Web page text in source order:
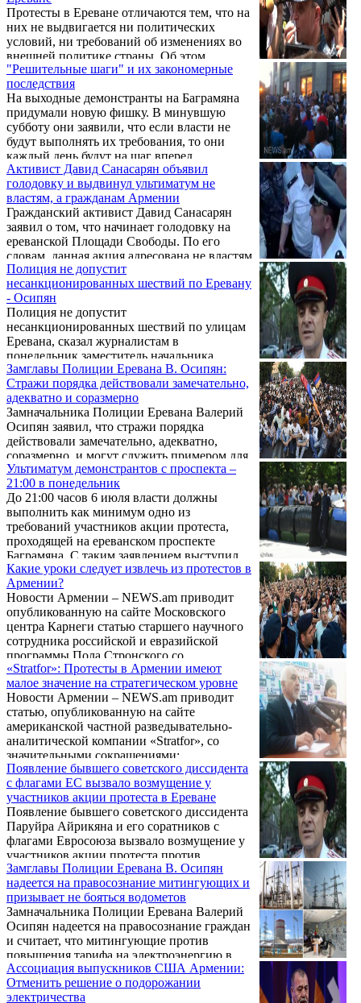
больнице.
Протесты в Ереване отличаются тем, что на
них не выдвигается ни политических
условий, ни требований об изменениях во
внешней политике страны. Об этом
говорится в статье Агнии Григас,
опубликованной в блоге «The Hill».
"Решительные шаги" и их закономерные
последствия
На выходные демонстранты на Баграмяна
придумали новую фишку. В минувшую
субботу они заявили, что если власти не
будут выполнять их требования, то они
каждый день будут на шаг вперед
продвигать пресловутые мусорные баки,
которыми заблокировали проспект…
Активист Давид Санасарян объявил
голодовку и выдвинул ультиматум не
властям, а гражданам Армении
Гражданский активист Давид Санасарян
заявил о том, что начинает голодовку на
ереванской Площади Свободы. По его
словам, данная акция адресована не властям
Армении, а гражданам РА.
Полиция не допустит
несанкционированных шествий по Еревану
- Осипян
Полиция не допустит
несанкционированных шествий по улицам
Еревана, сказал журналистам в
понедельник заместитель начальника
столичной полиции Валерий Осипян.
"Полиция не допустит
несанкционированных шествий", - сказал
Осипян, призвав митингующих оставаться
на площади Свободы.
Замглавы Полиции Еревана В. Осипян:
Стражи порядка действовали замечательно,
адекватно и соразмерно
Замначальника Полиции Еревана Валерий
Осипян заявил, что стражи порядка
действовали замечательно, адекватно,
соразмерно, и могут служить примером для
сотрудников правоохранительных органов
других стран. Об этом он сказал в ходе
брифинга на ереванской Площади Свободы,
комментируя разблокировку проспекта
Баграмяна сегодня днем.
Ультиматум демонстрантов с проспекта –
21:00 в понедельник
До 21:00 часов 6 июля власти должны
выполнить как минимум одно из
требований участников акции протеста,
проходящей на ереванском проспекте
Баграмяна. С таким заявлением выступил
один из членов координационной группы
акции борьбы против подорожания
электроэнергии Давид Санасарян.
Собравшиеся приветствовали это
предложение, передает Новости Армении -
NEWS.am.
Какие уроки следует извлечь из протестов в
Армении?
Новости Армении – NEWS.am приводит
опубликованную на сайте Московского
центра Карнеги статью старшего научного
сотрудника российской и евразийской
программы Пола Стронского со
значительными сокращениями:
«Stratfor»: Протесты в Армении имеют
малое значение на стратегическом уровне
Новости Армении – NEWS.am приводит
статью, опубликованную на сайте
американской частной разведывательно-
аналитической компании «Stratfor», со
значительными сокращениями:
Появление бывшего советского диссидента
с флагами ЕС вызвало возмущение у
участников акции протеста в Ереване
Появление бывшего советского диссидента
Паруйра Айрикяна и его соратников с
флагами Евросоюза вызвало возмущение у
участников акции протеста против
подорожания электроэнергии, которая
проходит на проспекте Маршала Баграмяна
в Ереване.
Замглавы Полиции Еревана В. Осипян
надеется на правосознание митингующих и
призывает не бояться водометов
Замначальника Полиции Еревана Валерий
Осипян надеется на правосознание граждан
и считает, что митингующие против
повышения тарифа на электроэнергию в
итоге сами сделают верный шаг,
добровольно освободят перекрытый
центральный проспект Баграмяна и уберут
Ассоциация выпускников США Армении:
Отменить решение о подорожании
электричества